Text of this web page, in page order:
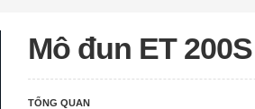
Mô đun ET
TỔNG QUAN